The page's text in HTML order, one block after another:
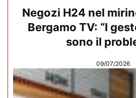
Negozi H24 nel
Bergamo TV: “I
sono il
09/07/2026